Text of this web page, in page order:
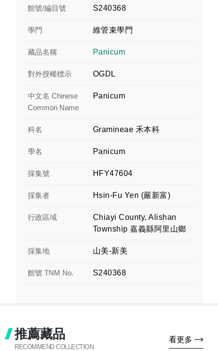
館號/編目號 S240368
學門 維管束學門
藏品名稱 Panicum
對外授權標示 OGDL
中文名 Chinese
Common Name
Panicum
科名 Gramineae 禾本科
學名 Panicum
採集號 HFY47604
採集者 Hsin-Fu Yen (嚴新富)
行政區域
Chiayi County, Alishan
Township 嘉義縣阿里山鄉
採集地 山美-新美
館號 TNM No. S240368
推薦藏品
RECOMMEND COLLECTION
看更多